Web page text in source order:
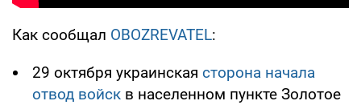
Как сообщал OBOZREVATEL:
29 октября украинская сторона начала
отвод войск в населенном пункте Золотое